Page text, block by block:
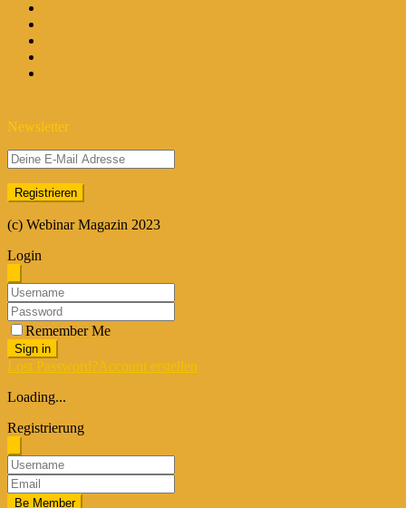
Newsletter
(c) Webinar Magazin 2023
Login
Remember Me
Sign in
Lost Password?Account erstellen
Loading...
Registrierung
Be Member